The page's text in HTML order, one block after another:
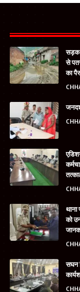
सड़क
से
का
थाना
को
सघन